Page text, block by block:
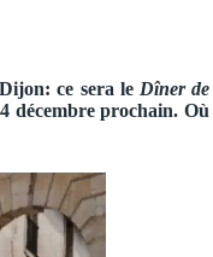
ce sera le Dîner de
décembre prochain. Où